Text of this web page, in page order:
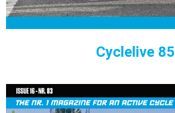
Cyclelive 85